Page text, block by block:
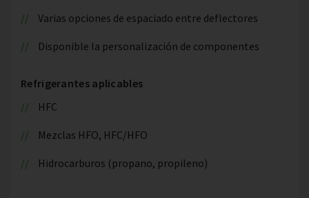
Varias opciones de espaciado entre deflectores
Disponible la personalización de componentes
Refrigerantes aplicables
HFC
Mezclas HFO, HFC/HFO
Hidrocarburos (propano, propileno)